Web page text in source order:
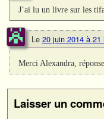
J’ai lu un livre sur les
Le 20 juin 2014 à 21
Merci Alexandra,
Laisser un